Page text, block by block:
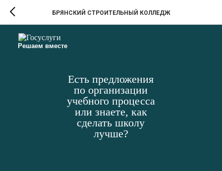
Решаем вместе
Есть предложения
по организации
учебного процесса
или знаете, как
сделать школу
лучше?
БРЯНСКИЙ СТРОИТЕЛЬНЫЙ КОЛЛЕДЖ